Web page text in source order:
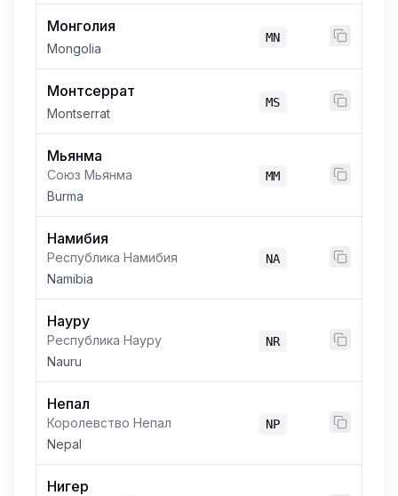
Монголия
Mongolia
MN
Монтсеррат
Montserrat
MS
Мьянма
Союз Мьянма
Burma
MM
Намибия
Республика Намибия
Namibia
NA
Науру
Республика Науру
Nauru
NR
Непал
Королевство Непал
Nepal
NP
Нигер